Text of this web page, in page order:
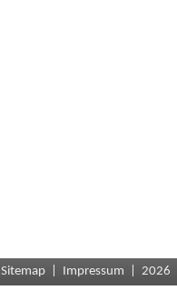
Sitemap Impressum | 2026